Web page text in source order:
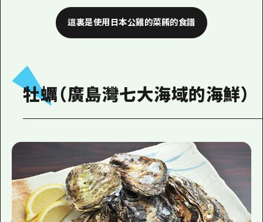
這裏是使用日本公雞的菜餚的食譜
牡蠣（廣島灣七大海域的海鮮）